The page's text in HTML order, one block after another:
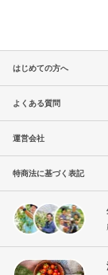
はじめての方へ
よくある質問
運営会社
特商法に基づく表記